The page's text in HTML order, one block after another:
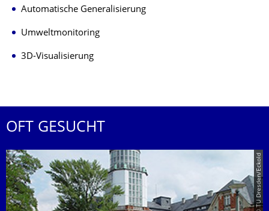
Automatische Generalisierung
Umweltmonitoring
3D-Visualisierung
OFT GESUCHT
© TU Dresden/Eckold